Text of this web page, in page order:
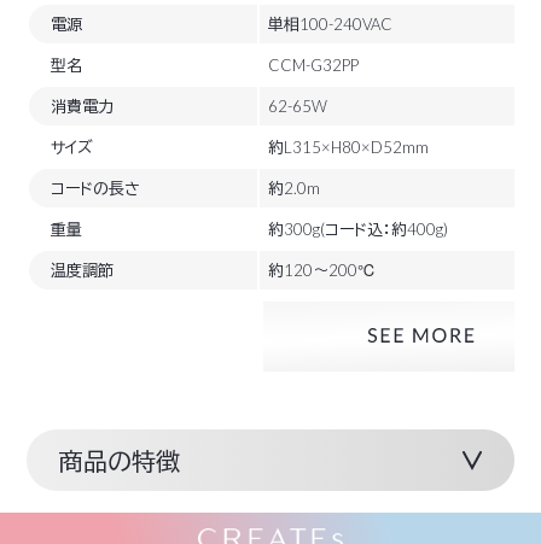
電源 単相100-240VAC
型名 CCM-G32PP
消費電力 62-65W
サイズ 約L315×H80×D52mm
コードの長さ 約2.0m
重量 約300g(コード込：約400g)
温度調節 約120～200℃
商品の特徴